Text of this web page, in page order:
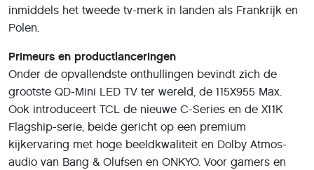
inmiddels het tweede tv-merk in landen als Frankrijk en
Polen.
Primeurs en productlanceringen
Onder de opvallendste onthullingen bevindt zich de
grootste QD-Mini LED TV ter wereld, de 115X955 Max.
Ook introduceert TCL de nieuwe C-Series en de X11K
Flagship-serie, beide gericht op een premium
kijkervaring met hoge beeldkwaliteit en Dolby Atmos-
audio van Bang & Olufsen en ONKYO. Voor gamers en